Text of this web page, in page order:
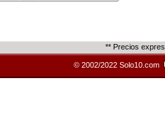
** Precios
© 2002/2022 Solo10.com